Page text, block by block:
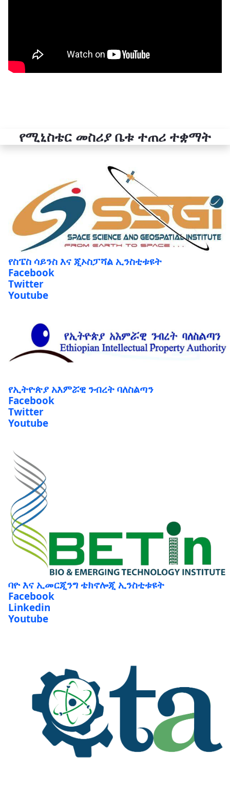
የሚኒስቴር መስሪያ ቤቱ ተጠሪ ተቋማት
የስፔስ ሳይንስ እና ጂኦስፓሻል ኢንስቲቱዩት
Facebook
Twitter
Youtube
የኢትዮጵያ አእምሯዊ ንብረት ባለስልጣን
Facebook
Twitter
Youtube
ባዮ እና ኢመርጂንግ ቴክኖሎጂ ኢንስቲቱዩት
Facebook
Linkedin
Youtube